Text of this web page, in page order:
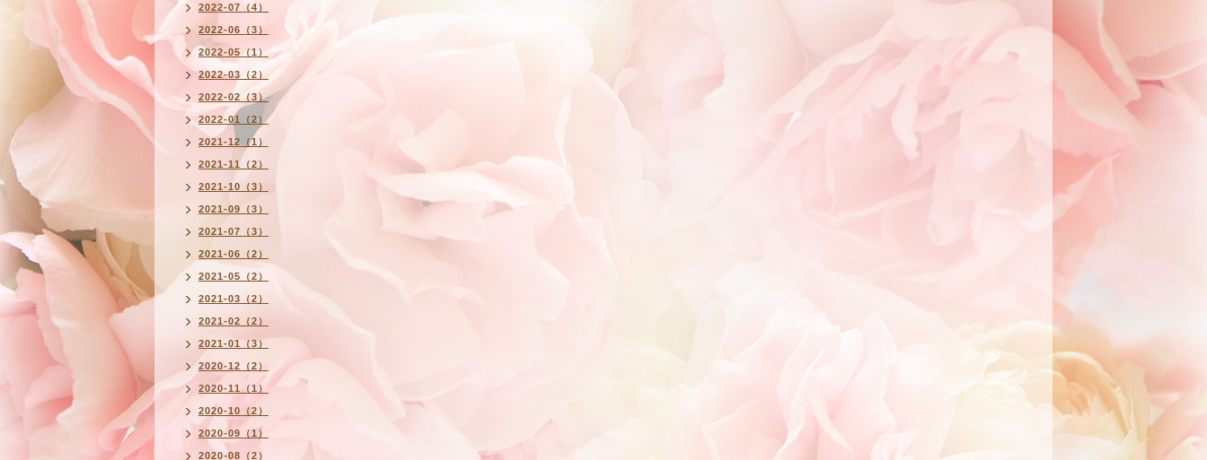
2022-07（4）
2022-06（3）
2022-05（1）
2022-03（2）
2022-02（3）
2022-01（2）
2021-12（1）
2021-11（2）
2021-10（3）
2021-09（3）
2021-07（3）
2021-06（2）
2021-05（2）
2021-03（2）
2021-02（2）
2021-01（3）
2020-12（2）
2020-11（1）
2020-10（2）
2020-09（1）
2020-08（2）